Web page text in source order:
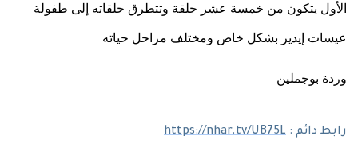
الأول يتكون من خمسة عشر حلقة وتتطرق حلقاته إلى طفولة
عيسات إيدير بشكل خاص ومختلف مراحل حياته
وردة بوجملين
رابط دائم : https://nhar.tv/UB75L